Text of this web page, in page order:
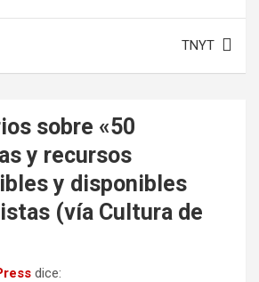
TNYT
sobre «50
y recursos
y disponibles
(vía Cultura de
dice: